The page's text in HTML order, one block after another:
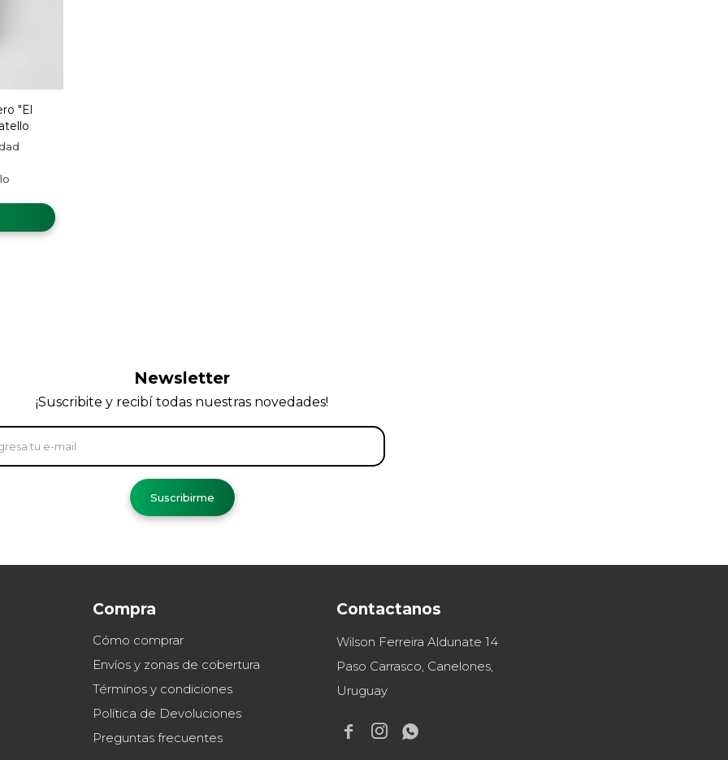
"El
Compra
Cómo comprar
Envíos y zonas de cobertura
Términos y condiciones
Política de Devoluciones
Preguntas frecuentes
Contactanos
Wilson Ferreira Aldunate 14
Paso Carrasco, Canelones,
Uruguay
  
Newsletter
¡Suscribite y recibí todas nuestras novedades!
Suscribirme